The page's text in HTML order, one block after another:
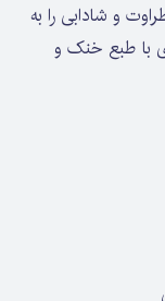
و شادابی را به
با طبع خنک و